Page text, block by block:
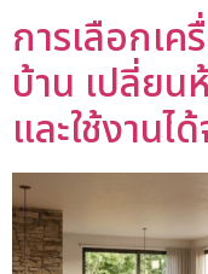
การเลือกเค
บ้าน เปลี่ยน
และใช้งานไ